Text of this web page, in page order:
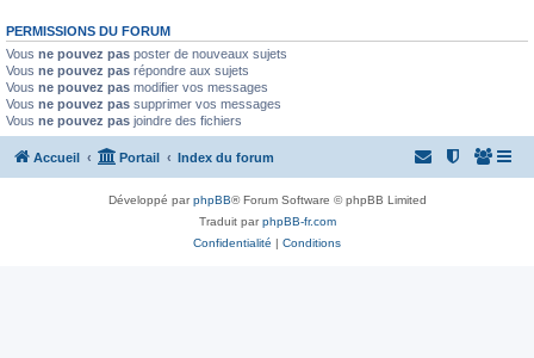
PERMISSIONS DU FORUM
Vous ne pouvez pas poster de nouveaux sujets
Vous ne pouvez pas répondre aux sujets
Vous ne pouvez pas modifier vos messages
Vous ne pouvez pas supprimer vos messages
Vous ne pouvez pas joindre des fichiers
Accueil Portail Index du forum
Développé parphpBB® Forum Software © phpBB Limited
Traduit parphpBB-fr.com
Confidentialité | Conditions